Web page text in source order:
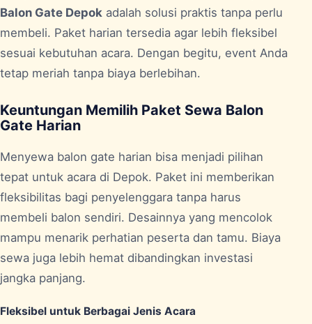
Balon Gate Depok adalah solusi praktis tanpa perlu
membeli. Paket harian tersedia agar lebih fleksibel
sesuai kebutuhan acara. Dengan begitu, event Anda
tetap meriah tanpa biaya berlebihan.
Keuntungan Memilih Paket Sewa Balon
Gate Harian
Menyewa balon gate harian bisa menjadi pilihan
tepat untuk acara di Depok. Paket ini memberikan
fleksibilitas bagi penyelenggara tanpa harus
membeli balon sendiri. Desainnya yang mencolok
mampu menarik perhatian peserta dan tamu. Biaya
sewa juga lebih hemat dibandingkan investasi
jangka panjang.
Fleksibel untuk Berbagai Jenis Acara